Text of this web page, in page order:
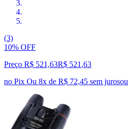
(3)
10% OFF
Preço R$ 521,63R$ 521 ,63
no Pix Ou 8x de R$ 72,45 sem jurosou